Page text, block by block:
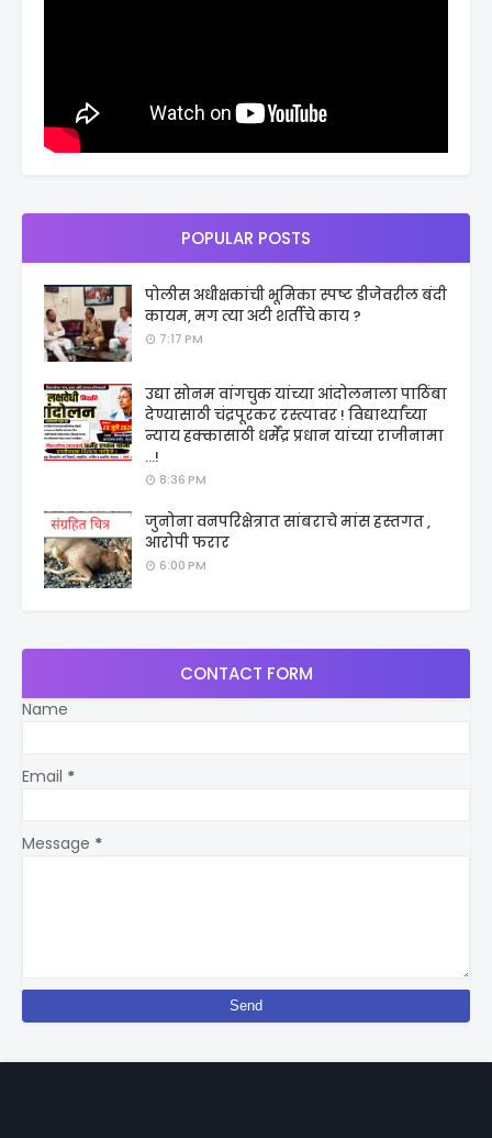
POPULAR POSTS
पोलीस अधीक्षकांची भूमिका स्पष्ट डीजेवरील बंदी
कायम, मग त्या अटी शर्तीचे काय ?
7:17 PM
उद्या सोनम वांगचुक यांच्या आंदोलनाला पाठिंबा
देण्यासाठी चंद्रपूरकर रस्त्यावर ! विद्यार्थ्यांच्या
न्याय हक्कासाठी धर्मेंद्र प्रधान यांच्या राजीनामा
...!
8:36 PM
जुनोना वनपरिक्षेत्रात सांबराचे मांस हस्तगत ,
आरोपी फरार
6:00 PM
CONTACT FORM
Name
Email *
Message *